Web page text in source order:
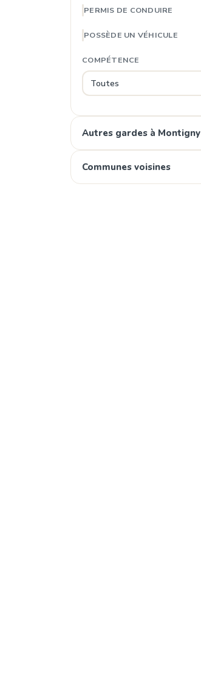
PERMIS DE CONDUIRE
POSSÈDE UN VÉHICULE
COMPÉTENCE
Autres gardes à Montigny
Communes voisines